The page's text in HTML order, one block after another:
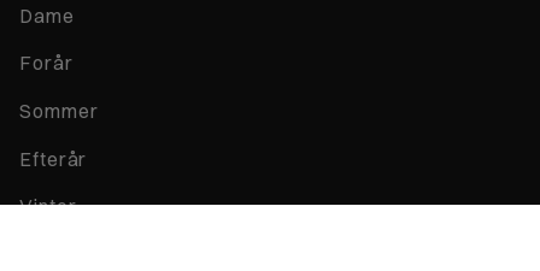
Dame
Forår
Sommer
Efterår
Vinter